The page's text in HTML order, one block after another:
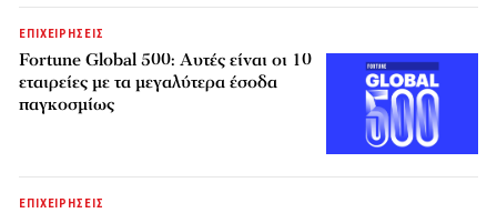
ΕΠΙΧΕΙΡΗΣΕΙΣ
Fortune Global 500: Αυτές είναι οι 10
εταιρείες με τα μεγαλύτερα έσοδα
παγκοσμίως
ΕΠΙΧΕΙΡΗΣΕΙΣ